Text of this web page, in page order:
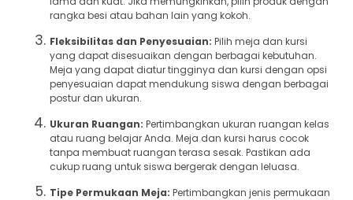
rangka besi atau bahan lain yang kokoh.
Fleksibilitas dan Penyesuaian: Pilih meja dan kursi
yang dapat disesuaikan dengan berbagai kebutuhan.
Meja yang dapat diatur tingginya dan kursi dengan opsi
penyesuaian dapat mendukung siswa dengan berbagai
postur dan ukuran.
Ukuran Ruangan: Pertimbangkan ukuran ruangan kelas
atau ruang belajar Anda. Meja dan kursi harus cocok
tanpa membuat ruangan terasa sesak. Pastikan ada
cukup ruang untuk siswa bergerak dengan leluasa.
Tipe Permukaan Meja: Pertimbangkan jenis permukaan